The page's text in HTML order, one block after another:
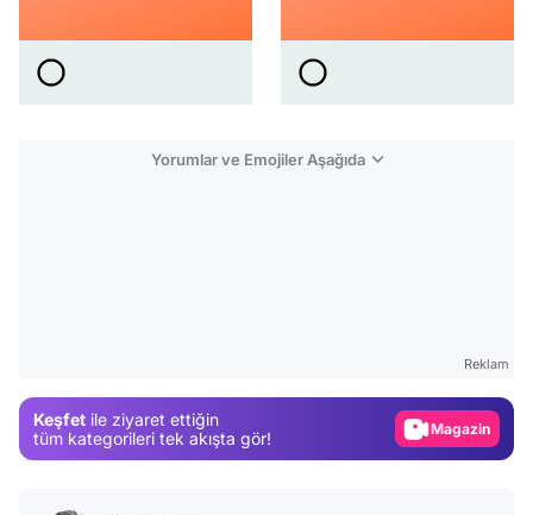
Yorumlar ve Emojiler Aşağıda
Reklam
Keşfet ile ziyaret ettiğin
tüm kategorileri tek akışta gör!
Video